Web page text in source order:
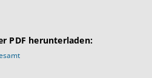
PDF herunterladen: